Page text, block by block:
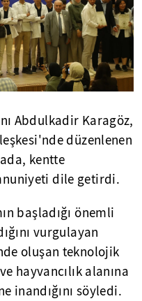
Abdulkadir Karagöz,
düzenlenen
kentte
dile getirdi.
başladığı önemli
vurgulayan
oluşan teknolojik
hayvancılık alanına
inandığını söyledi.